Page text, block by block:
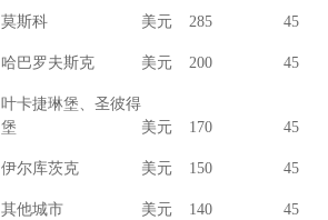
莫斯科 美元 285 45
哈巴罗夫斯克 美元 200 45
叶卡捷琳堡、圣彼得
堡
美元 170 45
伊尔库茨克 美元 150 45
其他城市 美元 140 45